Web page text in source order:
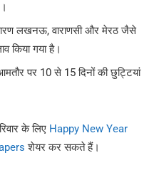
लखनऊ, वाराणसी और मेरठ जैसे
किया गया है।
पर 10 से 15 दिनों की छुट्टियां
के लिए Happy New Year
शेयर कर सकते हैं।